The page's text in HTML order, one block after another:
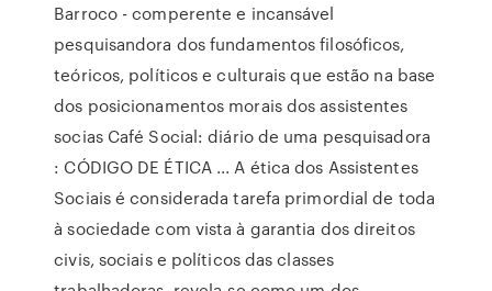
Barroco - comperente e incansável
pesquisandora dos fundamentos filosóficos,
teóricos, políticos e culturais que estão na base
dos posicionamentos morais dos assistentes
socias Café Social: diário de uma pesquisadora
: CÓDIGO DE ÉTICA ... A ética dos Assistentes
Sociais é considerada tarefa primordial de toda
à sociedade com vista à garantia dos direitos
civis, sociais e políticos das classes